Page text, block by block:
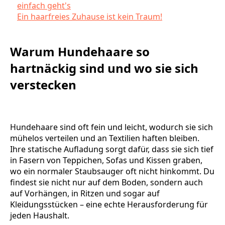
einfach geht's
Ein haarfreies Zuhause ist kein Traum!
Warum Hundehaare so
hartnäckig sind und wo sie sich
verstecken
Hundehaare sind oft fein und leicht, wodurch sie sich
mühelos verteilen und an Textilien haften bleiben.
Ihre statische Aufladung sorgt dafür, dass sie sich tief
in Fasern von Teppichen, Sofas und Kissen graben,
wo ein normaler Staubsauger oft nicht hinkommt. Du
findest sie nicht nur auf dem Boden, sondern auch
auf Vorhängen, in Ritzen und sogar auf
Kleidungsstücken – eine echte Herausforderung für
jeden Haushalt.